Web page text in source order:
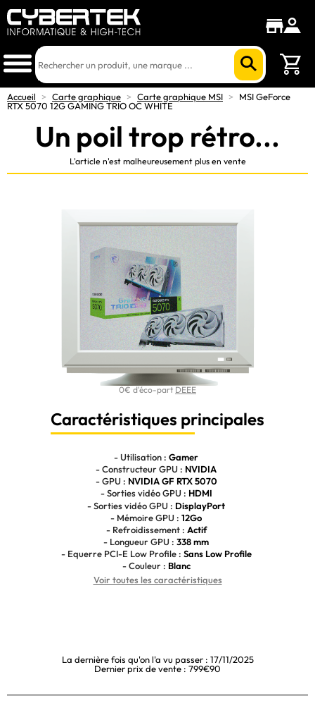
Accueil > Carte graphique > Carte graphique MSI >
MSI GeForce
RTX 5070 12G GAMING TRIO OC WHITE
Un poil trop rétro...
L'article n'est malheureusement plus en vente
0€ d'éco-part DEEE
Caractéristiques principales
- Utilisation : Gamer
- Constructeur GPU : NVIDIA
- GPU : NVIDIA GF RTX 5070
- Sorties vidéo GPU : HDMI
- Sorties vidéo GPU : DisplayPort
- Mémoire GPU : 12Go
- Refroidissement : Actif
- Longueur GPU : 338 mm
- Equerre PCI-E Low Profile : Sans Low Profile
- Couleur : Blanc
Voir toutes les caractéristiques
La dernière fois qu'on l'a vu passer : 17/11/2025
Dernier prix de vente : 799€90